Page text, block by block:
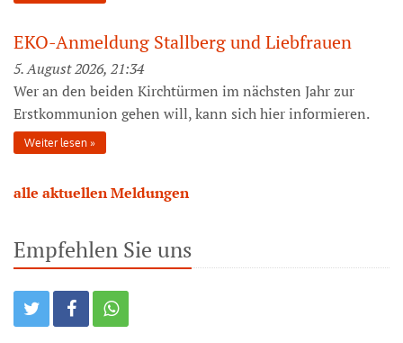
EKO-Anmeldung Stallberg und Liebfrauen
5. August 2026, 21:34
Wer an den beiden Kirchtürmen im nächsten Jahr zur
Erstkommunion gehen will, kann sich hier informieren.
Weiter lesen
alle aktuellen Meldungen
Empfehlen Sie uns